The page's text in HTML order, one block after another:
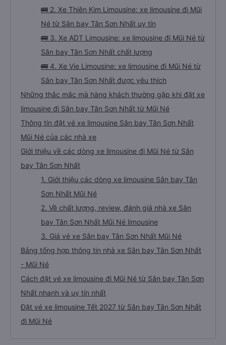
🚌 2. Xe Thiên Kim Limousine: xe limousine đi Mũi
Né từ Sân bay Tân Sơn Nhất uy tín
🚌 3. Xe ADT Limousine: xe limousine đi Mũi Né từ
Sân bay Tân Sơn Nhất chất lượng
🚌 4. Xe Vie Limousine: xe limousine đi Mũi Né từ
Sân bay Tân Sơn Nhất được yêu thích
Những thắc mắc mà hàng khách thường gặp khi đặt xe
limousine đi Sân bay Tân Sơn Nhất từ Mũi Né
Thông tin đặt vé xe limousine Sân bay Tân Sơn Nhất
Mũi Né của các nhà xe
Giới thiệu về các dòng xe limousine đi Mũi Né từ Sân
bay Tân Sơn Nhất
1. Giới thiệu các dòng xe limousine Sân bay Tân
Sơn Nhất Mũi Né
2. Về chất lượng, review, đánh giá nhà xe Sân
bay Tân Sơn Nhất Mũi Né limousine
3. Giá vé xe Sân bay Tân Sơn Nhất Mũi Né
Bảng tổng hợp thông tin nhà xe Sân bay Tân Sơn Nhất
- Mũi Né
Cách đặt vé xe limousine đi Mũi Né từ Sân bay Tân Sơn
Nhất nhanh và uy tín nhất
Đặt vé xe limousine Tết 2027 từ Sân bay Tân Sơn Nhất
đi Mũi Né